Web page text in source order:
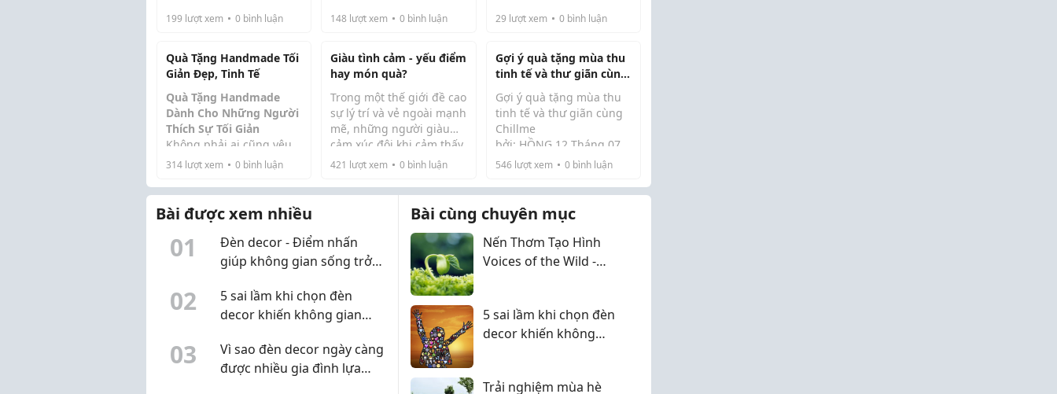
sống
199 lượt xem 0 bình luận
sống
148 lượt xem 0 bình luận
ấn tượng, giúp căn
hiện đại và man...
29 lượt xem 0bình luận
Quà Tặng Handmade Tối
Giản Đẹp, Tinh Tế
Quà Tặng Handmade
Dành Cho Những Người
Thích Sự Tối Giản
Không phải ai cũng yêu
thích những món quà
hoặc cầu kỳ. Với những
người chuộng phong
cách nhẹ nhàng, một
mónquà tặng tối...
314 lượt xem 0 bình luận
Giàu tình cảm - yếu điểm
hay món quà?
Trong một thế giới đề cao
sự lý trí và vẻ ngoài mạnh
mẽ, những người giàu
cảm xúc đôi khi cảm thấy
mình “không đủ cứng
trước một điều tử tế, dễ
buồn vì một lời nói vô
421 lượt xem 0 bình luận
Gợi ý quà tặng mùa thu
tinh tế và thư giãn cùng
Chillme
Gợi ý quà tặng mùa thu
tinh tế và thư giãn cùng
Chillme
bởi: HỒNG 12 Tháng 07,
2025 0 Bình luận
Các nội dung chính
Vì sao nên chọn quà tặng
mùa thu? 1. Nến thơm
Chillme – Ánh sáng và
546lượt xem 0bình luận
Bài được xem nhiều
01
Đèn decor - Điểm nhấn
giúp không gian sống trở
02
5 sai lầm khi chọn đèn
decor khiến không gian
03
Vì sao đèn decor ngày càng
được nhiều gia đình lựa
Bài cùng chuyên mục
Nến Thơm Tạo Hình
Voices of the Wild -
Thương Chuyện Của
Nến
5 sai lầm khi chọn đèn
decor khiến không
Trải nghiệm mùa hè